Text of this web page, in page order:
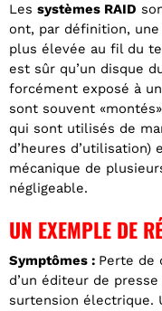
Les systèmes RAID
ont, par définition,
plus élevée au fil du
est sûr qu’un disque
forcément exposé à
sont souvent
qui sont utilisés de
d’heures
mécanique de
négligeable.
UN EXEMPLE DE
Symptômes : Perte de
d’un éditeur de
surtension électrique.